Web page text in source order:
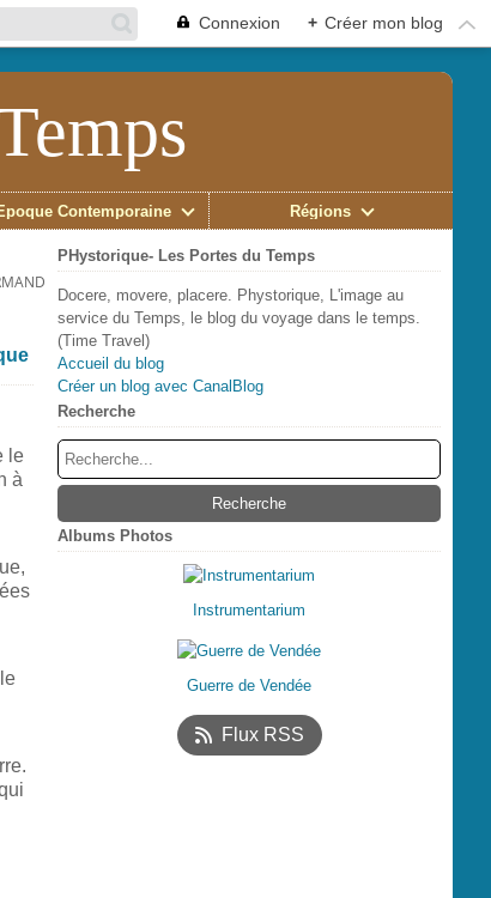
Connexion + Créer mon blog
Contemporaine Régions
QUI ENVAHIRENT (VADARON) LEUR CHÂTEAU, EN 841.
le
à
PHystorique- Les Portes du Temps
Docere, movere, placere. Phystorique, L'image au
service du Temps, le blog du voyage dans le temps.
(Time Travel)
Accueil du blog
Créer un blog avec CanalBlog
Recherche
Albums Photos
Instrumentarium
Guerre de Vendée
Flux RSS